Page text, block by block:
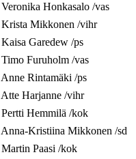
Veronika Honkasalo /vas
Krista Mikkonen /vihr
Kaisa Garedew /ps
Timo Furuholm /vas
Anne Rintamäki /ps
Atte Harjanne /vihr
Pertti Hemmilä /kok
Anna-Kristiina Mikkonen /sd
Martin Paasi /kok